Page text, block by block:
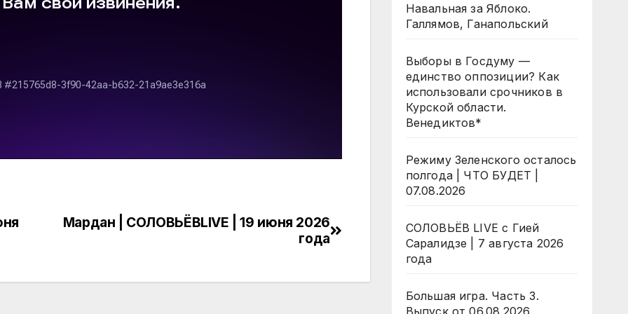
Мардан | СОЛОВЬЁВLIVE | 19 июня 2026
года
Навальная за Яблоко.
Галлямов, Ганапольский
Выборы в Госдуму —
единство оппозиции? Как
использовали срочников в
Курской области.
Венедиктов*
Режиму Зеленского осталось
полгода | ЧТО БУДЕТ |
07.08.2026
СОЛОВЬЁВ LIVE с Гией
Саралидзе | 7 августа 2026
года
Большая игра. Часть 3.
Выпуск от 06.08.2026